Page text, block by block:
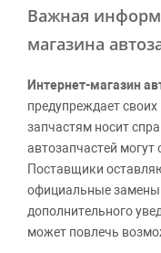
Важная
магазина
Интернет-магазин
предупреждает
запчастям носит
автозапчастей могут
Поставщики
официальные
дополнительного
может повлечь